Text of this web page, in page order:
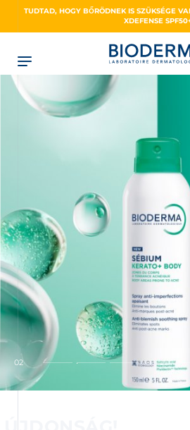
TUDTAD, HOGY BŐRÖDNEK IS SZÜKSÉGE
XDEFENSE
eső értékesítési helyet
02